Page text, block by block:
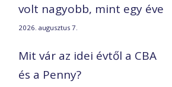
volt nagyobb, mint egy éve
2026. augusztus 7.
Mit vár az idei évtől a CBA
és a Penny?